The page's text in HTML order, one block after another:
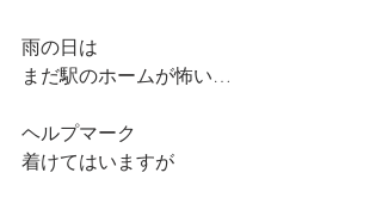
雨の日は
まだ駅のホームが怖い…
ヘルプマーク
着けてはいますが